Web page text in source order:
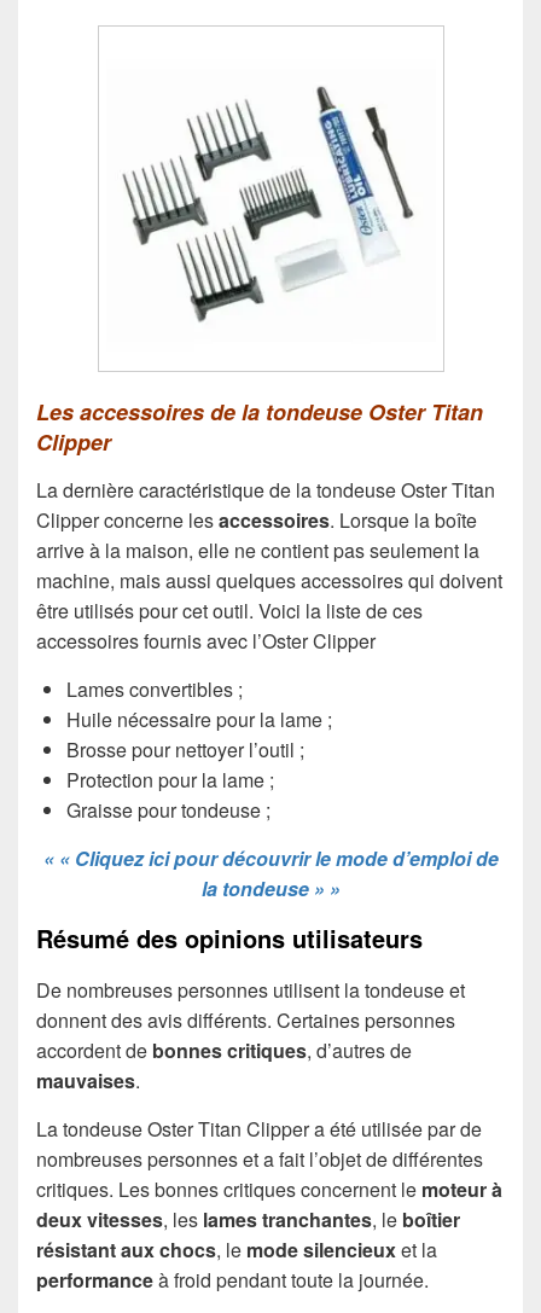
Les accessoires de la tondeuse Oster Titan
Clipper
La dernière caractéristique de la tondeuse Oster Titan
Clipper concerne lesaccessoires. Lorsque la boîte
arrive à la maison, elle ne contient pas seulement la
machine, mais aussi quelques accessoires qui doivent
être utilisés pour cet outil. Voici la liste de ces
accessoires fournis avec l’Oster Clipper
Lames convertibles ;
Huile nécessaire pour la lame ;
Brosse pour nettoyer l’outil ;
Protection pour la lame ;
Graisse pour tondeuse ;
« « Cliquez ici pour découvrir le mode d’emploi de
la tondeuse » »
Résumé des opinions utilisateurs
De nombreuses personnes utilisent la tondeuse et
donnent des avis différents. Certaines personnes
accordent de bonnes critiques, d’autres de
mauvaises.
La tondeuse Oster Titan Clipper a été utilisée par de
nombreuses personnes et a fait l’objet de différentes
critiques. Les bonnes critiques concernent le moteur à
deux vitesses, les lames tranchantes, le boîtier
résistant aux chocs, le mode silencieuxet la
performanceà froid pendant toute la journée.